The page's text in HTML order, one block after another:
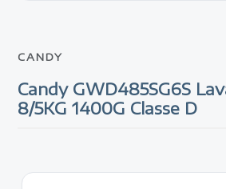
CANDY
Candy GWD485SG6S
8/5KG 1400G Classe D